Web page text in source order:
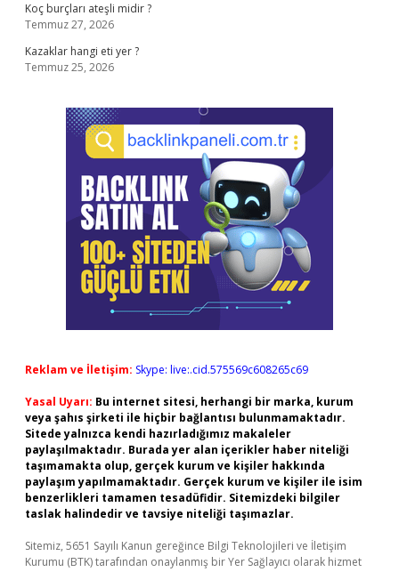
Koç burçları ateşli midir ?
Temmuz 27, 2026
Kazaklar hangi eti yer ?
Temmuz 25, 2026
Reklam ve İletişim: Skype: live:.cid.575569c608265c69
Yasal Uyarı: Bu internet sitesi, herhangi bir marka, kurum
veya şahıs şirketi ile hiçbir bağlantısı bulunmamaktadır.
Sitede yalnızca kendi hazırladığımız makaleler
paylaşılmaktadır. Burada yer alan içerikler haber niteliği
taşımamakta olup, gerçek kurum ve kişiler hakkında
paylaşım yapılmamaktadır. Gerçek kurum ve kişiler ile isim
benzerlikleri tamamen tesadüfidir. Sitemizdeki bilgiler
taslak halindedir ve tavsiye niteliği taşımazlar.
Sitemiz, 5651 Sayılı Kanun gereğince Bilgi Teknolojileri ve İletişim
Kurumu (BTK) tarafından onaylanmış bir Yer Sağlayıcı olarak hizmet